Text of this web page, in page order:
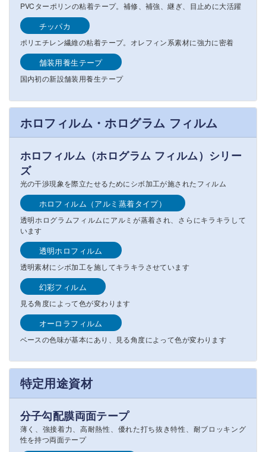
PVCターポリンの粘着テープ。補修、補強、継ぎ、目止めに大活躍
チッパカ
ポリエチレン繊維の粘着テープ。オレフィン系素材に強力に密着
舗装用養生テープ
国内初の新設舗装用養生テープ
ホロフィルム・ホログラム フィルム
ホロフィルム（ホログラム フィルム）シリー
ズ
光の干渉現象を際立たせるためにシボ加工が施されたフィルム
ホロフィルム（アルミ蒸着タイプ）
透明ホログラムフィルムにアルミが蒸着され、さらにキラキラして
います
透明ホロフィルム
透明素材にシボ加工を施してキラキラさせています
幻彩フィルム
見る角度によって色が変わります
オーロラフィルム
ベースの色味が基本にあり、見る角度によって色が変わります
特定用途資材
分子勾配膜両面テープ
薄く、強接着力、高耐熱性、優れた打ち抜き特性、耐ブロッキング
性を持つ両面テープ